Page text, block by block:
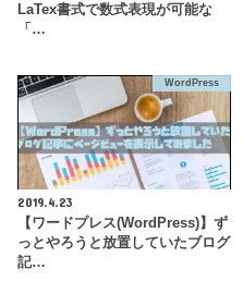
LaTex書式で数式表現が可能な
「…
WordPress
2019.4.23
【ワードプレス(WordPress)】ず
っとやろうと放置していたブログ
記…